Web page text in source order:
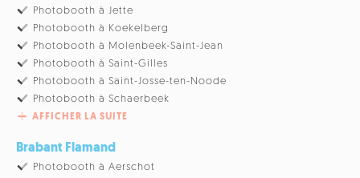
Photobooth à Jette
Photobooth à Koekelberg
Photobooth à Molenbeek-Saint-Jean
Photobooth à Saint-Gilles
Photobooth à Saint-Josse-ten-Noode
Photobooth à Schaerbeek
AFFICHER LA SUITE
Brabant Flamand
Photobooth à Aerschot